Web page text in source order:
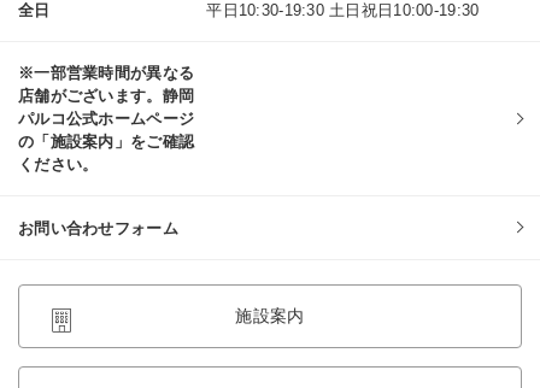
全日 平日10:30-19:30 土日祝日10:00-19:30
※一部営業時間が異なる
店舗がございます。静岡
パルコ公式ホームページ
の「施設案内」をご確認
ください。
お問い合わせフォーム
施設案内